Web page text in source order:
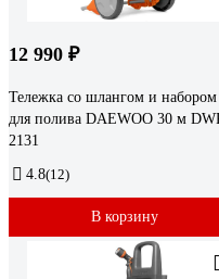
12 990 ₽
Тележка со шлангом и набором
для полива DAEWOO 30 м
2131
4.8(12)
В корзину